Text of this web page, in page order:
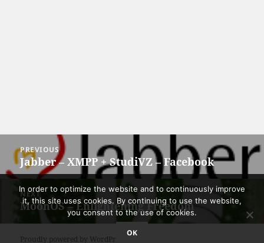
navigation
PREVIOUS
Previous
post:
Jabber – XMPP + StudiVZ – Facebook
NEXT
Next
MoonOS – Enlightening Freedom
Proudly powered by WordPress
In order to optimize the website and to continuously improve
it, this site uses cookies. By continuing to use the website,
you consent to the use of cookies.
OK